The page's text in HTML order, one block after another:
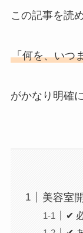
この記事を読
「何を、いつ
がかなり明確
美容室
✔